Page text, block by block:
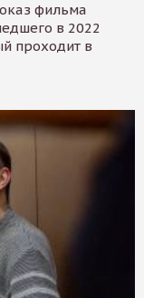
фильма
в 2022
проходит в